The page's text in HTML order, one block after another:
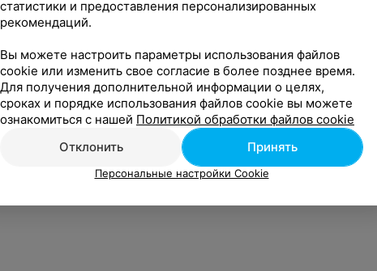
статистики и предоставления персонализированных
рекомендаций.
Вы можете настроить параметры использования файлов
cookie или изменить свое согласие в более позднее время.
Для получения дополнительной информации о целях,
сроках и порядке использования файлов cookie вы можете
ознакомиться с нашей Политикой обработки файлов cookie
Отклонить
Принять
Персональные настройки Cookie